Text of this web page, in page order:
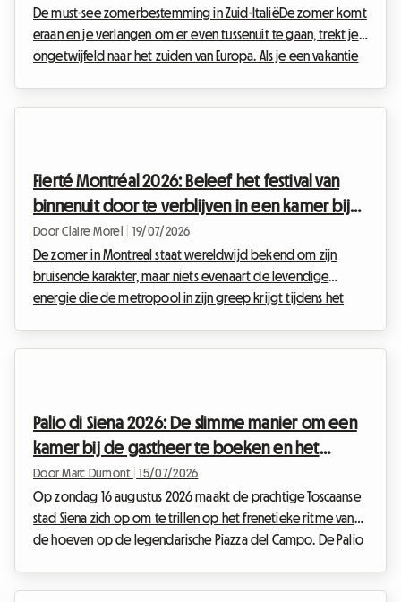
De must-see zomerbestemming in Zuid-ItaliëDe zomer komt
eraan en je verlangen om er even tussenuit te gaan, trekt je
ongetwijfeld naar het zuiden van Europa. Als je een vakantie
energie worden gevierd.Bij Ro...
Fierté Montréal 2026: Beleef het festival van
binnenuit door te verblijven in een kamer bij
de gastheer
Door Claire Morel 19/07/2026
De zomer in Montreal staat wereldwijd bekend om zijn
bruisende karakter, maar niets evenaart de levendige
energie die de metropool in zijn greep krijgt tijdens het
vieren.Voor veel reizigers maakt het enthousiasme echter ...
Palio di Siena 2026: De slimme manier om een
kamer bij de gastheer te boeken en het
evenement tegen de beste prijs te beleven
Door Marc Dumont 15/07/2026
Op zondag 16 augustus 2026 maakt de prachtige Toscaanse
stad Siena zich op om te trillen op het frenetieke ritme van
de hoeven op de legendarische Piazza del Campo. De Palio